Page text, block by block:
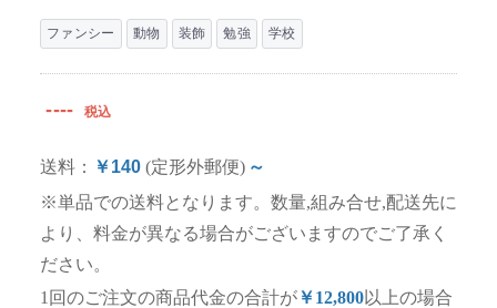
ファンシー 動物 装飾 勉強 学校
---- 税込
送料： ￥140 (定形外郵便) ～
※単品での送料となります。数量,組み合せ,配送先に
より、料金が異なる場合がございますのでご了承く
ださい。
1回のご注文の商品代金の合計が￥12,800以上の場合